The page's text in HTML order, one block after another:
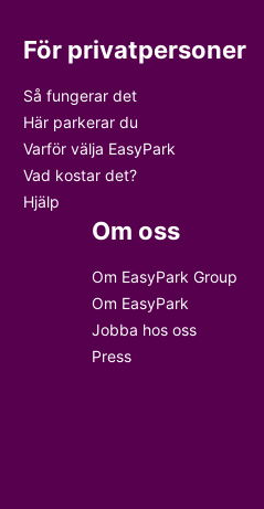
För privatpersoner
Så fungerar det
Här parkerar du
Varför välja EasyPark
Vad kostar det?
Hjälp
Om oss
Om EasyPark Group
Om EasyPark
Jobba hos oss
Press